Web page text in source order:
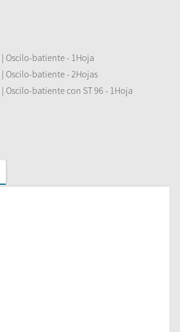
Oscilo-batiente - 1Hoja
Oscilo-batiente - 2Hojas
Oscilo-batiente con ST 96 - 1Hoja